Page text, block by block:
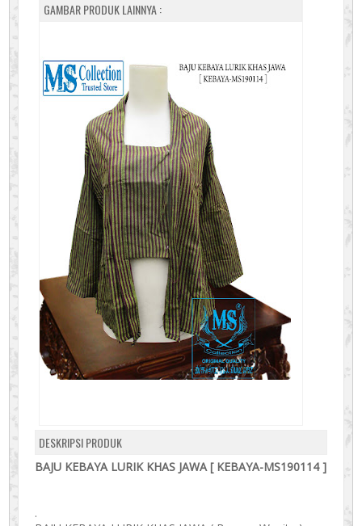
GAMBAR PRODUK LAINNYA :
DESKRIPSI PRODUK
BAJU KEBAYA LURIK KHAS JAWA [ KEBAYA-MS190114 ]
.